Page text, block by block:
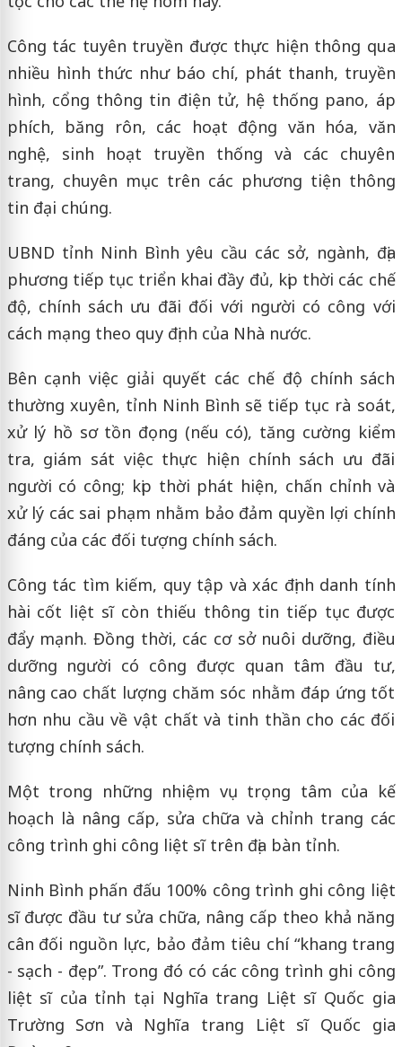
Công tác tuyên truyền được thực hiện thông qua
nhiều hình thức như báo chí, phát thanh, truyền
hình, cổng thông tin điện tử, hệ thống pano, áp
phích, băng rôn, các hoạt động văn hóa, văn
nghệ, sinh hoạt truyền thống và các chuyên
trang, chuyên mục trên các phương tiện thông
tin đại chúng.
UBND tỉnh Ninh Bình yêu cầu các sở, ngành, địa
phương tiếp tục triển khai đầy đủ, kịp thời các chế
độ, chính sách ưu đãi đối với người có công với
cách mạng theo quy định của Nhà nước.
Bên cạnh việc giải quyết các chế độ chính sách
thường xuyên, tỉnh Ninh Bình sẽ tiếp tục rà soát,
xử lý hồ sơ tồn đọng (nếu có), tăng cường kiểm
tra, giám sát việc thực hiện chính sách ưu đãi
người có công; kịp thời phát hiện, chấn chỉnh và
xử lý các sai phạm nhằm bảo đảm quyền lợi chính
đáng của các đối tượng chính sách.
Công tác tìm kiếm, quy tập và xác định danh tính
hài cốt liệt sĩ còn thiếu thông tin tiếp tục được
đẩy mạnh. Đồng thời, các cơ sở nuôi dưỡng, điều
dưỡng người có công được quan tâm đầu tư,
nâng cao chất lượng chăm sóc nhằm đáp ứng tốt
hơn nhu cầu về vật chất và tinh thần cho các đối
tượng chính sách.
Một trong những nhiệm vụ trọng tâm của kế
hoạch là nâng cấp, sửa chữa và chỉnh trang các
công trình ghi công liệt sĩ trên địa bàn tỉnh.
Ninh Bình phấn đấu 100% công trình ghi công liệt
sĩ được đầu tư sửa chữa, nâng cấp theo khả năng
cân đối nguồn lực, bảo đảm tiêu chí “khang trang
- sạch - đẹp”. Trong đó có các công trình ghi công
liệt sĩ của tỉnh tại Nghĩa trang Liệt sĩ Quốc gia
Trường Sơn và Nghĩa trang Liệt sĩ Quốc gia